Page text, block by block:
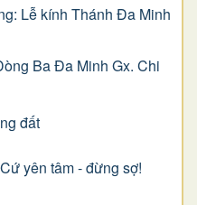
Lễ kính Thánh Đa Minh
Ba Đa Minh Gx. Chi
đất
yên tâm - đừng sợ!